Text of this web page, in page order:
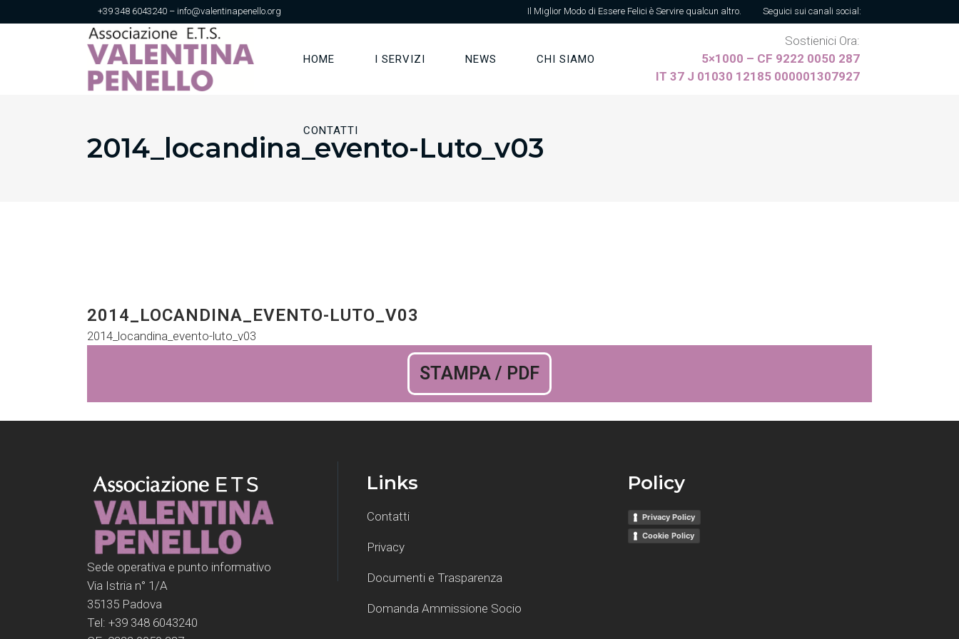
+39 348 6043240 – info@valentinapenello.org Il Miglior Modo di Essere Felici è Servire qualcun altro. Seguici sui canali social:
Sostienici Ora:
5×1000 – CF 9222 0050 287
IT 37 J 01030 12185 000001307927
HOME I SERVIZI NEWS CHI SIAMO
CONTATTI
2014_locandina_evento-Luto_v03
2014_LOCANDINA_EVENTO-LUTO_V03
2014_locandina_evento-luto_v03
STAMPA / PDF
Sede operativa e punto informativo
Via Istria n° 1/A
35135 Padova
Tel: +39 348 6043240
Links
Contatti
Privacy
Documenti e Trasparenza
Domanda Ammissione Socio
Policy
Privacy Policy
Cookie Policy